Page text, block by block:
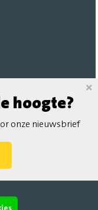
hoogte?
onze nieuwsbrief
de beste website